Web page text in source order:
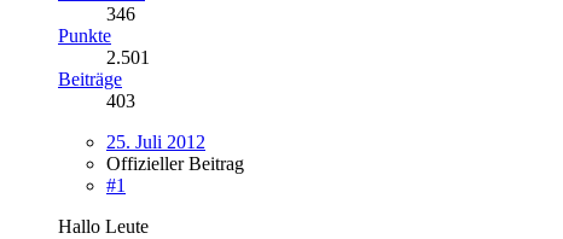
346
Punkte
2.501
Beiträge
403
25. Juli 2012
Offizieller Beitrag
#1
Hallo Leute